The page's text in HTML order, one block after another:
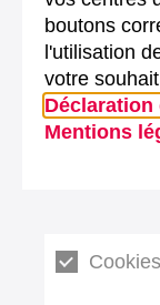
boutons
l'utilisation
votre
Mentions